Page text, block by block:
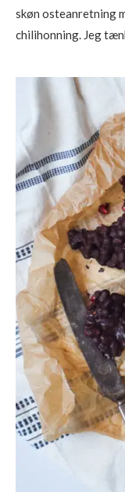
skøn osteanretning
chilihonning. Jeg